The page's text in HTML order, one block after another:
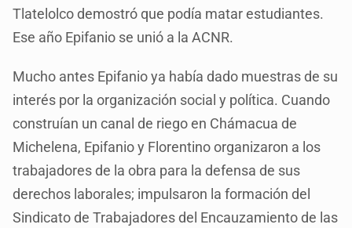
Tlatelolco demostró que podía matar estudiantes.
Ese año Epifanio se unió a la ACNR.
Mucho antes Epifanio ya había dado muestras de su
interés por la organización social y política. Cuando
construían un canal de riego en Chámacua de
Michelena, Epifanio y Florentino organizaron a los
trabajadores de la obra para la defensa de sus
derechos laborales; impulsaron la formación del
Sindicato de Trabajadores del Encauzamiento de las